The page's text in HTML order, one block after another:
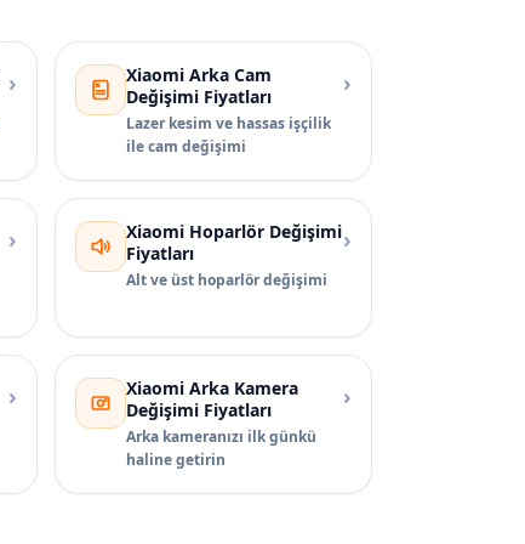
›
Xiaomi Arka Cam
Değişimi Fiyatları
Lazer kesim ve hassas işçilik
ile cam değişimi
›
›
Xiaomi Hoparlör Değişimi
Fiyatları
Alt ve üst hoparlör değişimi
›
›
Xiaomi Arka Kamera
Değişimi Fiyatları
Arka kameranızı ilk günkü
haline getirin
›